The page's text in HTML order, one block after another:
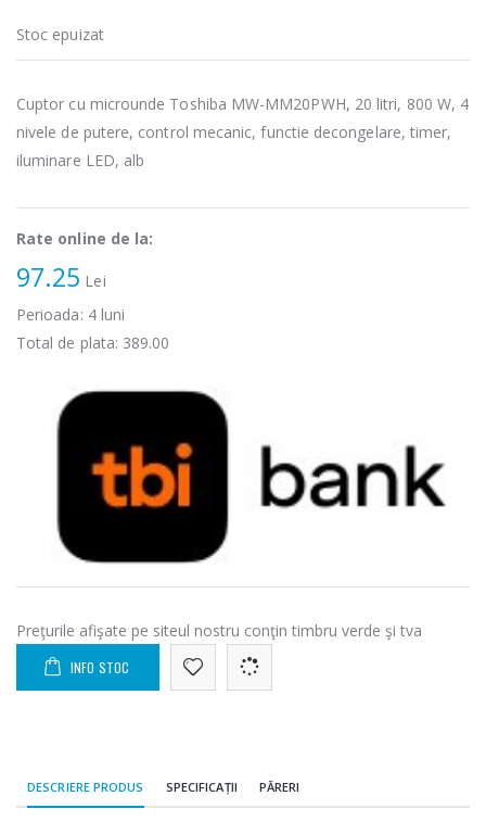
Stoc epuizat
Cuptor cu microunde Toshiba MW-MM20PWH, 20 litri, 800 W, 4
nivele de putere, control mecanic, functie decongelare, timer,
iluminare LED, alb
Rate online de la:
97.25 Lei
Perioada: 4luni
Total de plata: 389.00
Preţurile afişate pe siteul nostru conţin timbru verde şi tva
INFO STOC
DESCRIERE PRODUS SPECIFICAȚII PĂRERI
Masina de tocat
carne
199,00 Lei
bucatarie
299,00 Lei